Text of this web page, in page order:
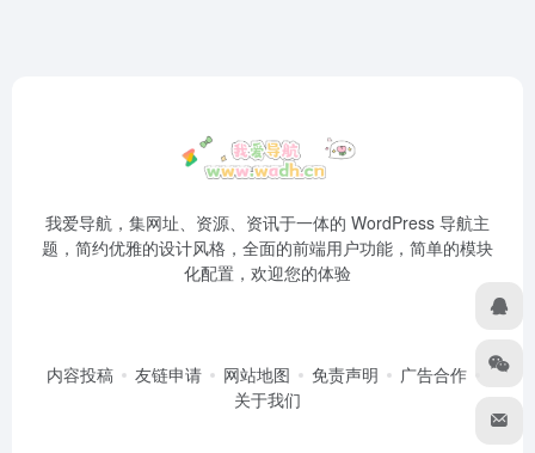
我爱导航，集网址、资源、资讯于一体的 WordPress 导航主
题，简约优雅的设计风格，全面的前端用户功能，简单的模块
化配置，欢迎您的体验
内容投稿 友链申请 网站地图 免责声明
广告合作
关于我们